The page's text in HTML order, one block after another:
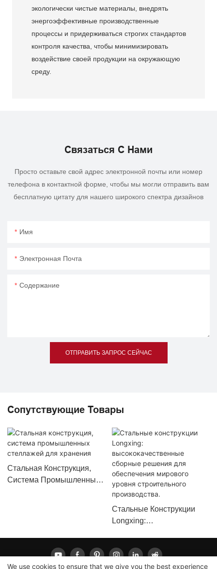
экологически чистые материалы, внедрять
энергоэффективные производственные
процессы и придерживаться строгих стандартов
контроля качества, чтобы минимизировать
воздействие своей продукции на окружающую
среду.
Связаться С Нами
Просто оставьте свой адрес электронной почты или номер
телефона в контактной форме, чтобы мы могли отправить вам
бесплатную цитату для нашего широкого спектра дизайнов
Имя
Электронная Почта
Содержание
ОТПРАВИТЬ ЗАПРОС СЕЙЧАС
Сопутствующие Товары
Стальная Конструкция,
Система Промышленных
Стальные Конструкции
Longxing:
Обеспечения Мирового
Уровня Строительного
We use cookies to ensure that we give you the best experience